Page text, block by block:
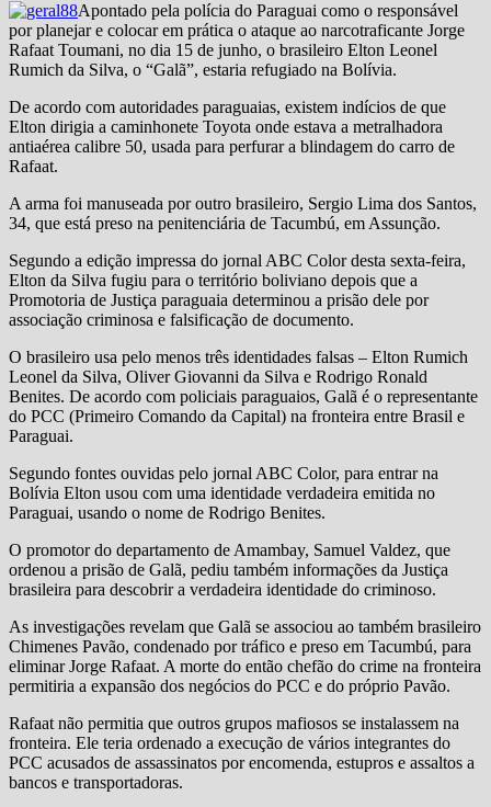
Apontado pela polícia do Paraguai como o responsável
por planejar e colocar em prática o ataque ao narcotraficante Jorge
Rafaat Toumani, no dia 15 de junho, o brasileiro Elton Leonel
Rumich da Silva, o “Galã”, estaria refugiado na Bolívia.
De acordo com autoridades paraguaias, existem indícios de que
Elton dirigia a caminhonete Toyota onde estava a metralhadora
antiaérea calibre 50, usada para perfurar a blindagem do carro de
Rafaat.
A arma foi manuseada por outro brasileiro, Sergio Lima dos Santos,
34, que está preso na penitenciária de Tacumbú, em Assunção.
Segundo a edição impressa do jornal ABC Color desta sexta-feira,
Elton da Silva fugiu para o território boliviano depois que a
Promotoria de Justiça paraguaia determinou a prisão dele por
associação criminosa e falsificação de documento.
O brasileiro usa pelo menos três identidades falsas – Elton Rumich
Leonel da Silva, Oliver Giovanni da Silva e Rodrigo Ronald
Benites. De acordo com policiais paraguaios, Galã é o representante
do PCC (Primeiro Comando da Capital) na fronteira entre Brasil e
Paraguai.
Segundo fontes ouvidas pelo jornal ABC Color, para entrar na
Bolívia Elton usou com uma identidade verdadeira emitida no
Paraguai, usando o nome de Rodrigo Benites.
O promotor do departamento de Amambay, Samuel Valdez, que
ordenou a prisão de Galã, pediu também informações da Justiça
brasileira para descobrir a verdadeira identidade do criminoso.
As investigações revelam que Galã se associou ao também brasileiro
Chimenes Pavão, condenado por tráfico e preso em Tacumbú, para
eliminar Jorge Rafaat. A morte do então chefão do crime na fronteira
permitiria a expansão dos negócios do PCC e do próprio Pavão.
Rafaat não permitia que outros grupos mafiosos se instalassem na
fronteira. Ele teria ordenado a execução de vários integrantes do
PCC acusados de assassinatos por encomenda, estupros e assaltos a
bancos e transportadoras.